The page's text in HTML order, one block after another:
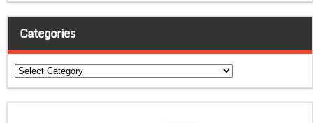
Categories
Categories